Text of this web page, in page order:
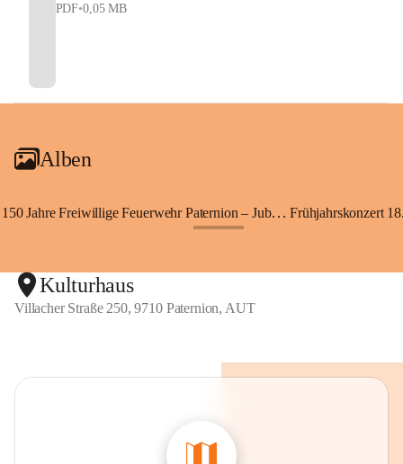
PDF•0,05 MB
Alben
150 Jahre Freiwillige Feuerwehr Paternion – Jubiläumsfest Frühjahrskonzert
Kulturhaus
Villacher Straße 250, 9710 Paternion, AUT